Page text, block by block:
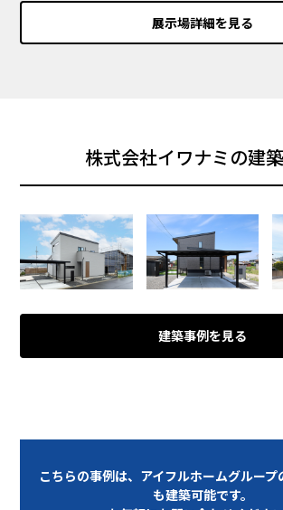
展示場詳細を見る
株式会社イワナミの建
建築事例を見る
こちらの事例は、アイフルホームグループ
も建築可能です。